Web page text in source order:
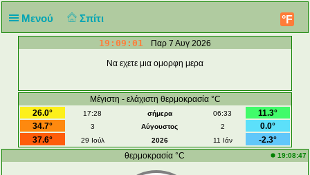
Μενού Σπίτι °F
19:09:02 Παρ 7 Αυγ 2026
Να εχετε μια ομορφη μερα
Μέγιστη - ελάχιστη θερμοκρασία °C
26.0°
17:28 σήμερα 06:33
11.3°
34.7°
3 Αύγουστος 2
0.0°
37.6°
29 Ιούλ 2026 11 Ιάν
-2.3°
θερμοκρασία °C
19:08:47